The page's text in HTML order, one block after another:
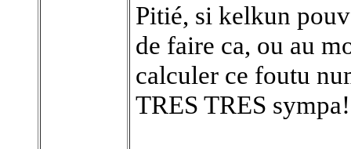
Pitié, si kelkun
de faire ca, ou au
calculer ce foutu
TRES TRES